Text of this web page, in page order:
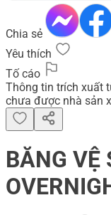
Chia sẻ
Yêu thích
Tố cáo
Thông tin trích xuất
chưa được nhà sản
BĂNG VỆ